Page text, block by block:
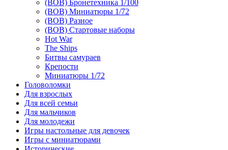
(ВОВ) Бронетехника 1/100
(ВОВ) Миниатюры 1/72
(ВОВ) Разное
(ВОВ) Стартовые наборы
Hot War
The Ships
Битвы самураев
Крепости
Миниатюры 1/72
Головоломки
Для взрослых
Для всей семьи
Для мальчиков
Для молодежи
Игры настольные для девочек
Игры с миниатюрами